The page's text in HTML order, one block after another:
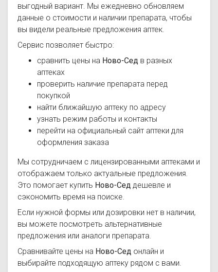
выгодный вариант. Мы ежедневно обновляем
данные о стоимости и наличии препарата, чтобы
вы видели реальные предложения аптек.
Сервис позволяет быстро:
сравнить цены на Ново-Сед в разных
аптеках
проверить наличие препарата перед
покупкой
найти ближайшую аптеку по адресу
узнать режим работы и контакты
перейти на официальный сайт аптеки для
оформления заказа
Мы сотрудничаем с лицензированными аптеками и
отображаем только актуальные предложения.
Это помогает купить Ново-Сед дешевле и
сэкономить время на поиске.
Если нужной формы или дозировки нет в наличии,
вы можете посмотреть альтернативные
предложения или аналоги препарата.
Сравнивайте цены на Ново-Сед онлайн и
выбирайте подходящую аптеку рядом с вами.